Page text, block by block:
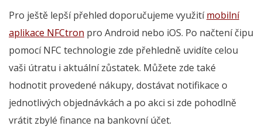
Pro ještě lepší přehled doporučujeme využitímobilní
aplikace NFCtron pro Android nebo iOS. Po načtení čipu
pomocí NFC technologie zde přehledně uvidíte celou
vaši útratu i aktuální zůstatek. Můžete zde také
hodnotit provedené nákupy, dostávat notifikace o
jednotlivých objednávkách a po akci si zde pohodlně
vrátit zbylé finance na bankovní účet.